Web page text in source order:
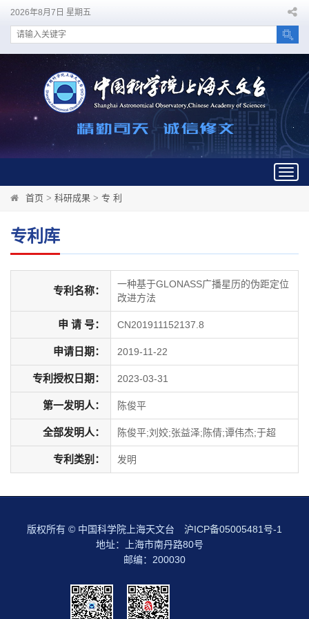
2026年8月7日 星期五
首页 > 科研成果 > 专 利
专利库
专利名称：
一种基于GLONASS广播星历的伪距定位
改进方法
申 请 号： CN201911152137.8
申请日期： 2019-11-22
专利授权日期： 2023-03-31
第一发明人： 陈俊平
全部发明人： 陈俊平;刘姣;张益泽;陈倩;谭伟杰;于超
专利类别： 发明
版权所有 © 中国科学院上海天文台 沪ICP备05005481号-1
地址：上海市南丹路80号
邮编：200030